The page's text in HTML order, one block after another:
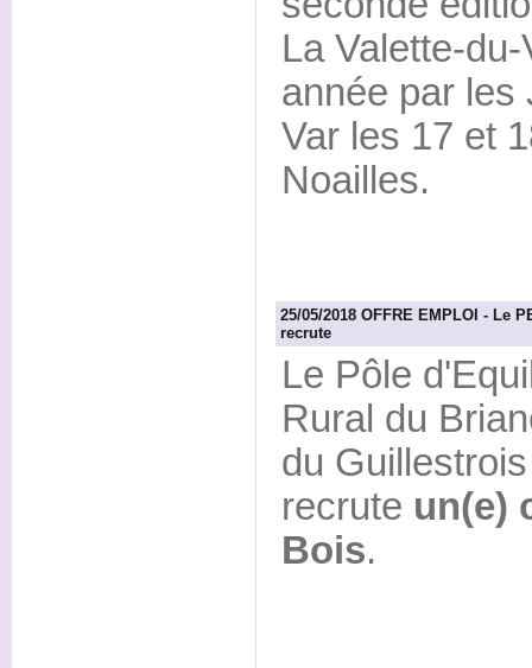
La Valette-
année par les
Var les 17 et
Noailles.
25/05/2018 OFFRE EMPLOI - Le
recrute
Le Pôle
Rural du
du
recrute un(e)
Bois.